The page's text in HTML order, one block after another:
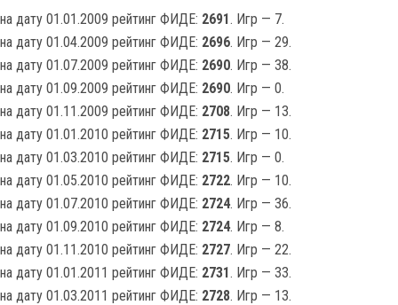
на дату 01.01.2009 рейтинг ФИДЕ: 2691. Игр — 7.
на дату 01.04.2009 рейтинг ФИДЕ: 2696. Игр — 29.
на дату 01.07.2009 рейтинг ФИДЕ: 2690. Игр — 38.
на дату 01.09.2009 рейтинг ФИДЕ: 2690. Игр — 0.
на дату 01.11.2009 рейтинг ФИДЕ: 2708. Игр — 13.
на дату 01.01.2010 рейтинг ФИДЕ: 2715. Игр — 10.
на дату 01.03.2010 рейтинг ФИДЕ: 2715. Игр — 0.
на дату 01.05.2010 рейтинг ФИДЕ: 2722. Игр — 10.
на дату 01.07.2010 рейтинг ФИДЕ: 2724. Игр — 36.
на дату 01.09.2010 рейтинг ФИДЕ: 2724. Игр — 8.
на дату 01.11.2010 рейтинг ФИДЕ: 2727. Игр — 22.
на дату 01.01.2011 рейтинг ФИДЕ: 2731. Игр — 33.
на дату 01.03.2011 рейтинг ФИДЕ: 2728. Игр — 13.